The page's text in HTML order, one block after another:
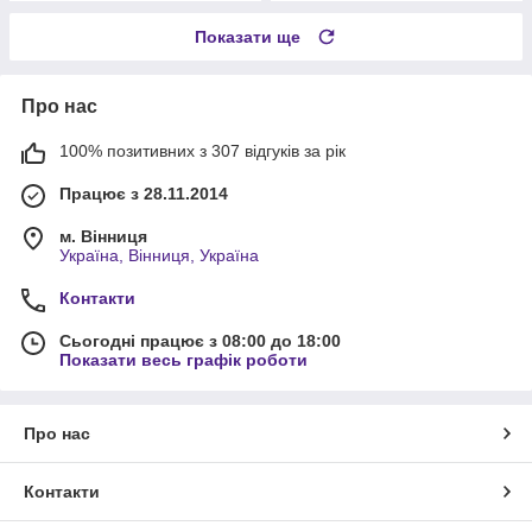
Показати ще
Про нас
100% позитивних з 307 відгуків за рік
Працює з 28.11.2014
м. Вінниця
Україна, Вінниця, Україна
Контакти
Сьогодні працює з 08:00 до 18:00
Показати весь графік роботи
Про нас
Контакти